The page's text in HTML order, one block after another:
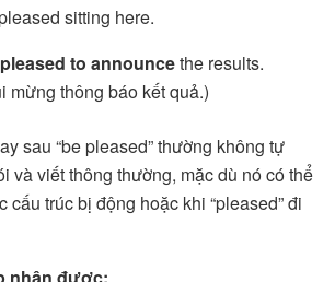
sitting here.
pleased to announcethe results.
mừng thông báo kết quả.)
sau “be pleased” thường không tự
và viết thông thường, mặc dù nó có thể
cấu trúc bị động hoặc khi “pleased” đi
nhận được: